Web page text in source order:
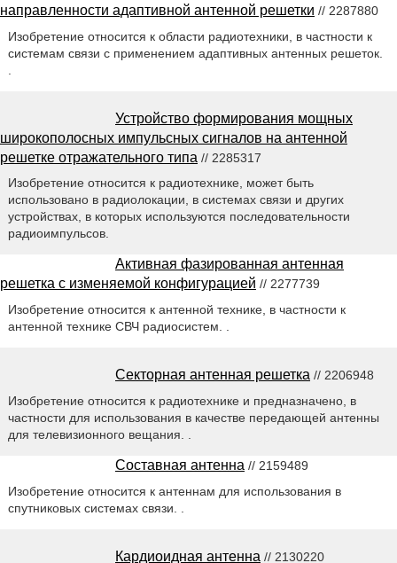
направленности адаптивной антенной решетки // 2287880
Изобретение относится к области радиотехники, в частности к
системам связи с применением адаптивных антенных решеток.
Устройство формирования мощных
широкополосных импульсных сигналов на антенной
решетке отражательного типа // 2285317
Изобретение относится к радиотехнике, может быть
использовано в радиолокации, в системах связи и других
устройствах, в которых используются последовательности
радиоимпульсов.
Активная фазированная антенная
решетка с изменяемой конфигурацией // 2277739
Изобретение относится к антенной технике, в частности к
антенной технике СВЧ радиосистем. .
Секторная антенная решетка // 2206948
Изобретение относится к радиотехнике и предназначено, в
частности для использования в качестве передающей антенны
для телевизионного вещания. .
Составная антенна // 2159489
Изобретение относится к антеннам для использования в
спутниковых системах связи. .
Кардиоидная антенна // 2130220